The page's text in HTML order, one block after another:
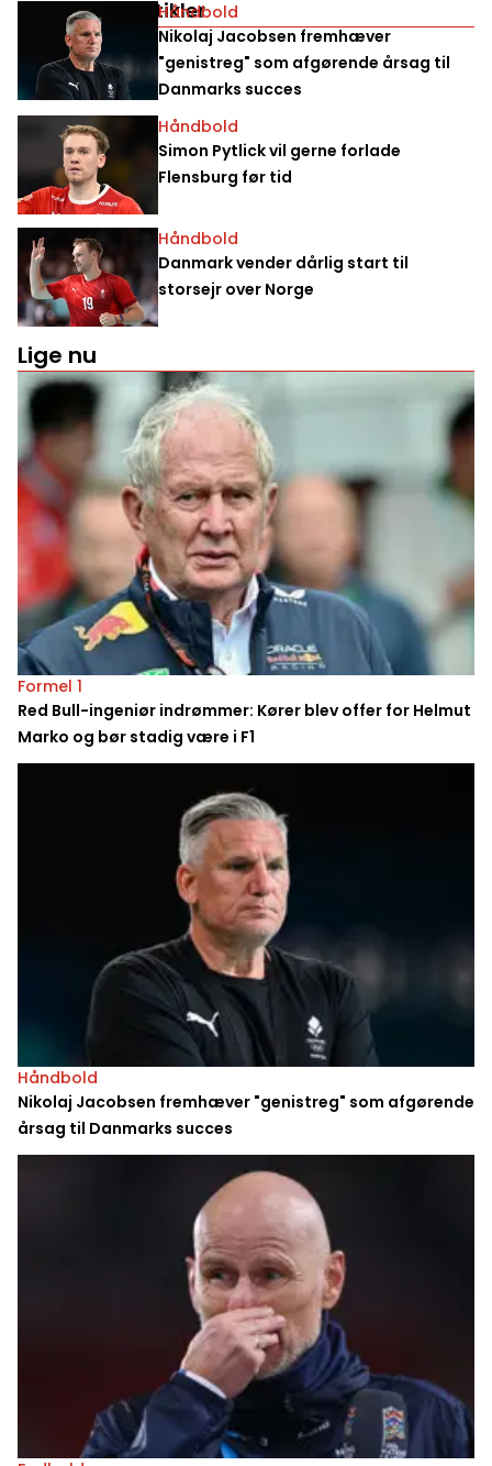
Relaterede artikler
Håndbold
Nikolaj Jacobsen fremhæver
"genistreg" som afgørende årsag til
Danmarks succes
Håndbold
Simon Pytlick vil gerne forlade
Flensburg før tid
Håndbold
Danmark vender dårlig start til
storsejr over Norge
Lige nu
Formel 1
Red Bull-ingeniør indrømmer: Kører blev offer for Helmut
Marko og bør stadig være i F1
Håndbold
Nikolaj Jacobsen fremhæver "genistreg" som afgørende
årsag til Danmarks succes